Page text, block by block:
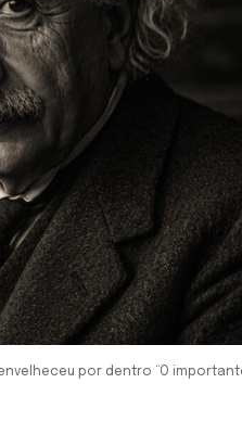
por dentro “O